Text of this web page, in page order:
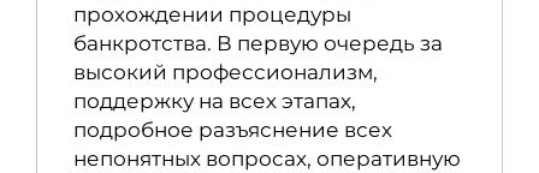
прохождении процедуры
банкротства. В первую очередь за
высокий профессионализм,
поддержку на всех этапах,
подробное разъяснение всех
непонятных вопросах, оперативную